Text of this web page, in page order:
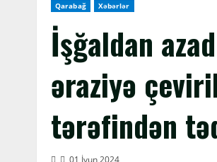
Qarabağ Xəbərlər
İşğaldan
əraziyə
tərəfindən
01 İyun 2024